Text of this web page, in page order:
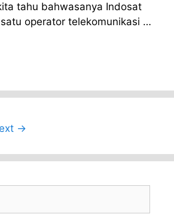
tahu bahwasanya Indosat
operator telekomunikasi …
→